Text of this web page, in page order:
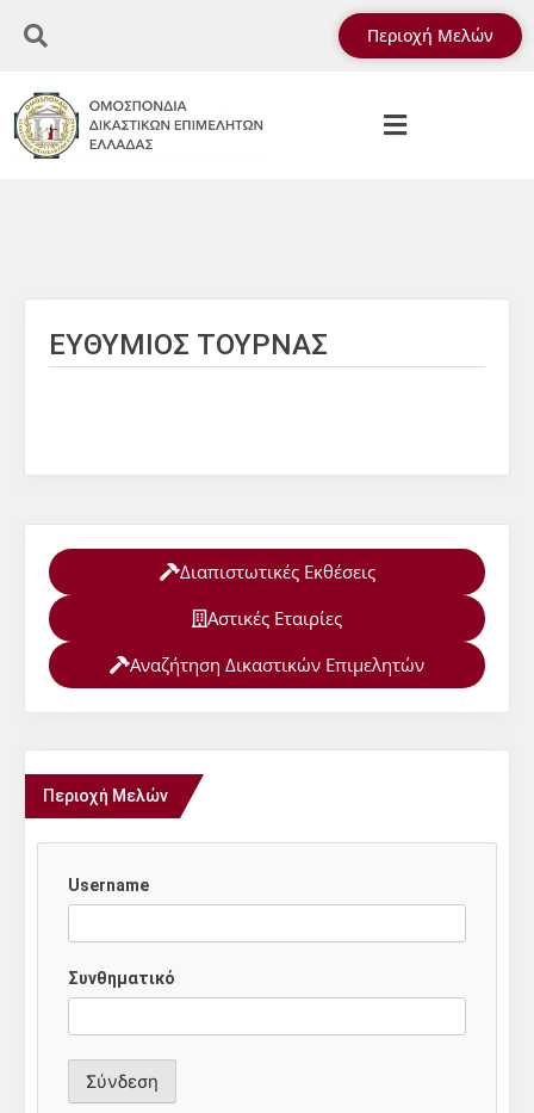
Περιοχή Μελών
ΕΥΘΥΜΙΟΣ ΤΟΥΡΝΑΣ
Διαπιστωτικές Εκθέσεις
Αστικές Εταιρίες
Αναζήτηση Δικαστικών Επιμελητών
Περιοχή Μελών
Username
Συνθηματικό